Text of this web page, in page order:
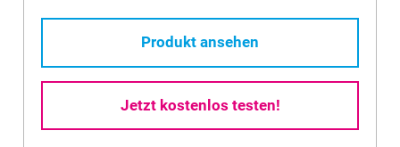
Produkt ansehen
Jetzt kostenlos testen!